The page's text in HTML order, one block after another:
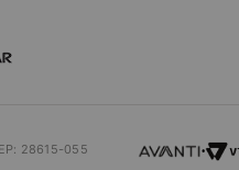
28615-055 •